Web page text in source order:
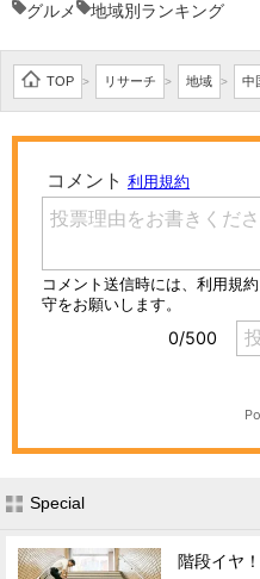
グルメ 地域別ランキング
TOP > リサーチ > 地域 > 中
Special
階段イヤ